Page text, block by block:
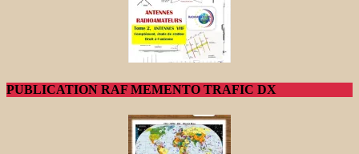
PUBLICATION RAF MEMENTO TRAFIC DX